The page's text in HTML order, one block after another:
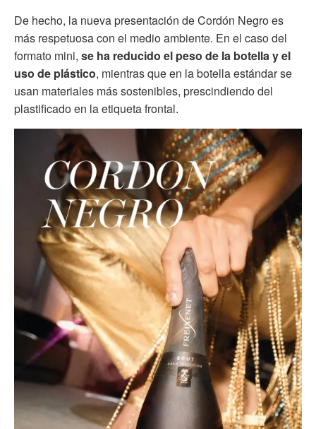
De hecho, la nueva presentación de Cordón Negro es
más respetuosa con el medio ambiente. En el caso del
formato mini, se ha reducido el peso de la botella y el
uso de plástico, mientras que en la botella estándar se
usan materiales más sostenibles, prescindiendo del
plastificado en la etiqueta frontal.